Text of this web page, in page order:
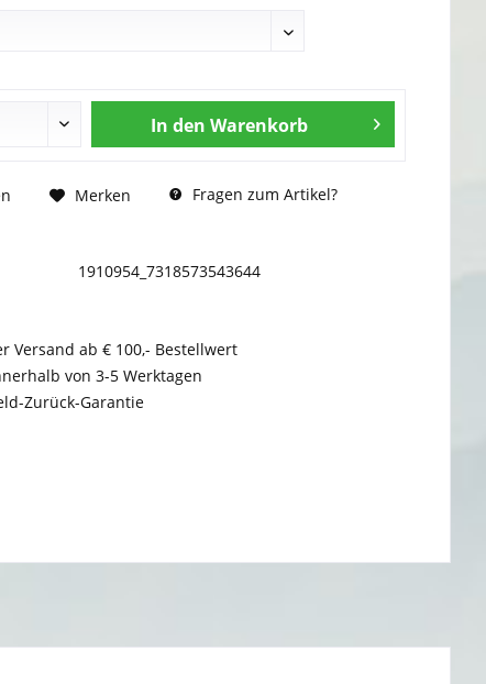
In den Warenkorb
Merken
Fragen zum Artikel?
1910954_7318573543644
Versand ab € 100,- Bestellwert
von 3-5 Werktagen
Zurück-Garantie